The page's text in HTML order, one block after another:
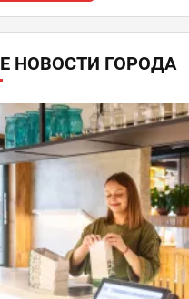
НОВОСТИ ГОРОДА